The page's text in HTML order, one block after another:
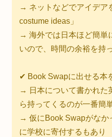
→ ネットなどでアイデア
costume ideas」
→ 海外では日本ほど簡単
いので、時間の余裕を持
✔︎ Book Swapに出せる本
→ 日本について書かれた
ら持ってくるのが一番簡
→ 仮にBook Swapがなか
に学校に寄付するもあり